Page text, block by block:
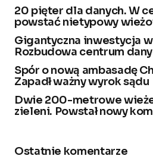
20 pięter dla danych. W
powstać nietypowy
Gigantyczna inwestycja
Rozbudowa centrum
Spór o nową ambasadę
Zapadł ważny wyrok sądu
Dwie 200-metrowe
zieleni. Powstał nowy
Ostatnie komentarze